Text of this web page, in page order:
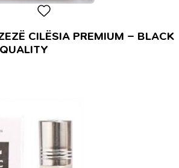
CILËSIA PREMIUM – BLACK